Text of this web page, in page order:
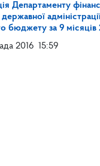
Департаменту
бюджету за 9 місяців
2016 15:59